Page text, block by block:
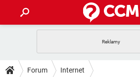
GRY
PORADY
Forum Internet